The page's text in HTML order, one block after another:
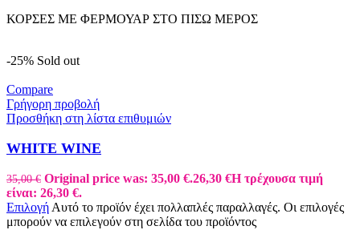
ΚΟΡΣΕΣ ΜΕ ΦΕΡΜΟΥΑΡ ΣΤΟ ΠΙΣΩ ΜΕΡΟΣ
-25% Sold out
Compare
Γρήγορη προβολή
Προσθήκη στη λίστα επιθυμιών
WHITE WINE
35,00€ Original price was: 35,00 €.26,30 €Η τρέχουσα τιμή
είναι: 26,30 €.
Επιλογή Αυτό το προϊόν έχει πολλαπλές παραλλαγές. Οι επιλογές
μπορούν να επιλεγούν στη σελίδα του προϊόντος